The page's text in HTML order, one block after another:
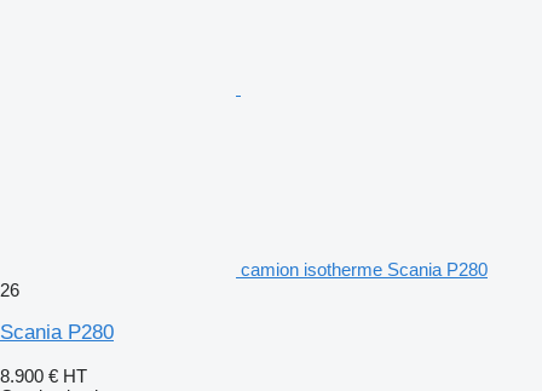
camion isotherme Scania P280
26
Scania P280
8.900 € HT